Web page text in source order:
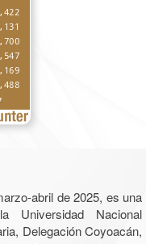
abril de 2025, es una
Universidad Nacional
Delegación Coyoacán,